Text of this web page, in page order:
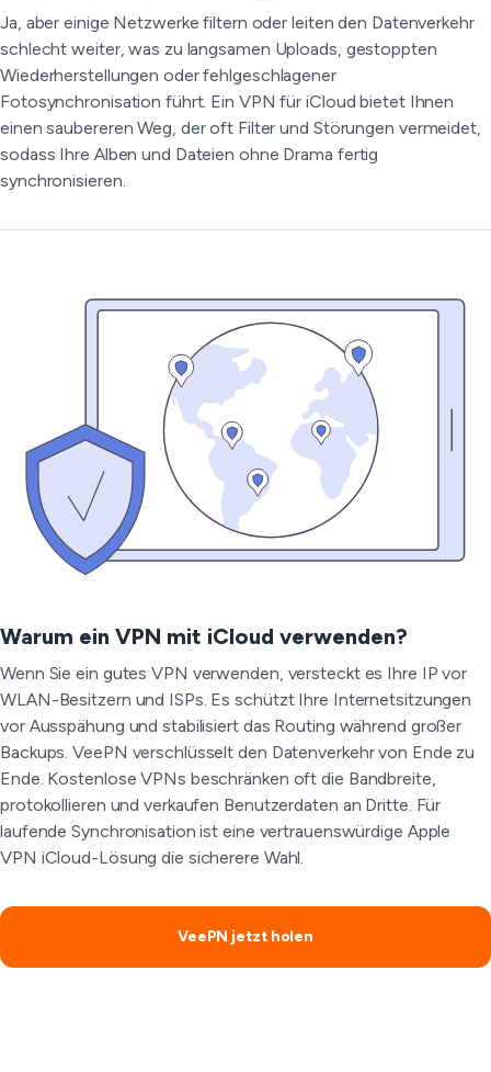
Ja, aber einige Netzwerke filtern oder leiten den Datenverkehr
schlecht weiter, was zu langsamen Uploads, gestoppten
Wiederherstellungen oder fehlgeschlagener
Fotosynchronisation führt. Ein VPN für iCloud bietet Ihnen
einen saubereren Weg, der oft Filter und Störungen vermeidet,
sodass Ihre Alben und Dateien ohne Drama fertig
synchronisieren.
Warum ein VPN mit iCloud verwenden?
Wenn Sie ein gutes VPN verwenden, versteckt es Ihre IP vor
WLAN-Besitzern und ISPs. Es schützt Ihre Internetsitzungen
vor Ausspähung und stabilisiert das Routing während großer
Backups. VeePN verschlüsselt den Datenverkehr von Ende zu
Ende. Kostenlose VPNs beschränken oft die Bandbreite,
protokollieren und verkaufen Benutzerdaten an Dritte. Für
laufende Synchronisation ist eine vertrauenswürdige Apple
VPN iCloud-Lösung die sicherere Wahl.
VeePN jetzt holen